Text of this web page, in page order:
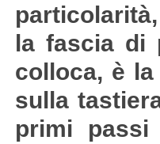
la fascia di
colloca, è
sulla
primi